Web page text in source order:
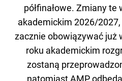
półfinałowe. Zmiany
akademickim 2026/
zacznie obowiązywać już
roku akademickim
zostaną